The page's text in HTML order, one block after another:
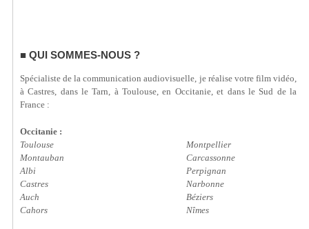
QUI SOMMES-NOUS ?
Spécialiste de la communication audiovisuelle, je réalise votre film vidéo,
à Castres, dans le Tarn, à Toulouse, en Occitanie, et dans le Sud de la
France :
Occitanie :
Toulouse
Montauban
Albi
Castres
Auch
Cahors
Montpellier
Carcassonne
Perpignan
Narbonne
Béziers
Nîmes